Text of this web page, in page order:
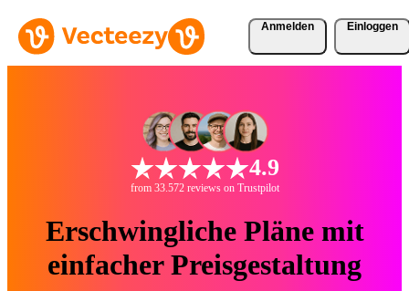
Anmelden Einloggen
4.9
from 33.572 reviews on Trustpilot
Erschwingliche Pläne mit
einfacher Preisgestaltung